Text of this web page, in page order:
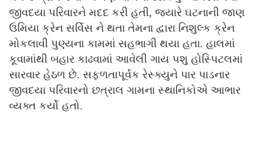
જીવદયા પરિવારને મદદ કરી હતી, જ્યારે ઘટનાની જાણ
ઉમિયા ક્રેન સર્વિસ ને થતા તેમના દ્વારા નિશુલ્ક ક્રેન
મોકલાવી પુણ્યના કામમાં સહભાગી થયા હતા. હાલમાં
કૂવામાંથી બહાર કાઢવામાં આવેલી ગાય પશુ હોસ્પિટલમાં
સારવાર હેઠળ છે. સફળતાપૂર્વક રેસ્ક્યુને પાર પાડનાર
જીવદયા પરિવારનો છત્રાલ ગામના સ્થાનિકોએ આભાર
વ્યક્ત કર્યો હતો.